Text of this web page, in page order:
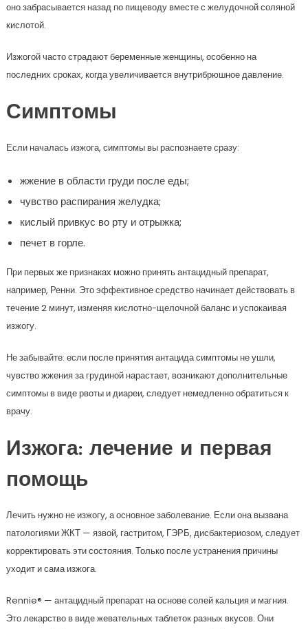
оно забрасывается назад по пищеводу вместе с желудочной соляной
кислотой.
Изжогой часто страдают беременные женщины, особенно на
последних сроках, когда увеличивается внутрибрюшное давление.
Симптомы
Если началась изжога, симптомы вы распознаете сразу:
жжение в области груди после еды;
чувство распирания желудка;
кислый привкус во рту и отрыжка;
печет в горле.
При первых же признаках можно принять антацидный препарат,
например, Ренни. Это эффективное средство начинает действовать в
течение 2 минут, изменяя кислотно-щелочной баланс и успокаивая
изжогу.
Не забывайте: если после принятия антацида симптомы не ушли,
чувство жжения за грудиной нарастает, возникают дополнительные
симптомы в виде рвоты и диареи, следует немедленно обратиться к
врачу.
Изжога: лечение и первая
помощь
Лечить нужно не изжогу, а основное заболевание. Если она вызвана
патологиями ЖКТ — язвой, гастритом, ГЭРБ, дисбактериозом, следует
корректировать эти состояния. Только после устранения причины
уходит и сама изжога.
Rennie® — антацидный препарат на основе солей кальция и магния.
Это лекарство в виде жевательных таблеток разных вкусов. Они